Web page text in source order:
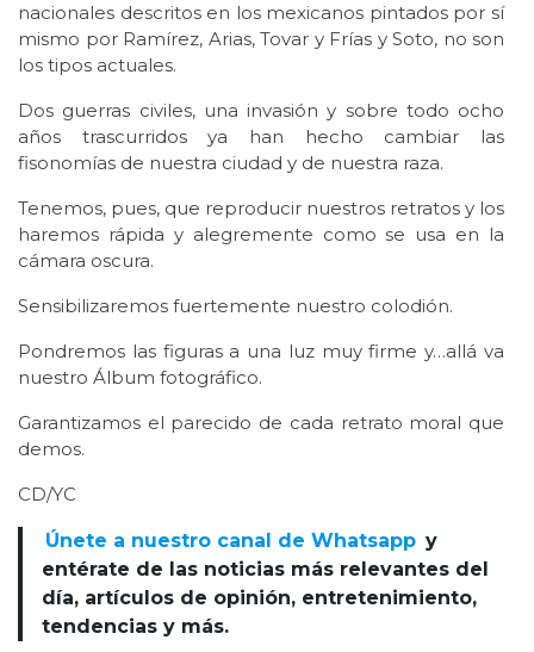
nacionales descritos en los mexicanos pintados por sí
mismo por Ramírez, Arias, Tovar y Frías y Soto, no son
los tipos actuales.
Dos guerras civiles, una invasión y sobre todo ocho
años trascurridos ya han hecho cambiar las
fisonomías de nuestra ciudad y de nuestra raza.
Tenemos, pues, que reproducir nuestros retratos y los
haremos rápida y alegremente como se usa en la
cámara oscura.
Sensibilizaremos fuertemente nuestro colodión.
Pondremos las figuras a una luz muy firme y…allá va
nuestro Álbum fotográfico.
Garantizamos el parecido de cada retrato moral que
demos.
CD/YC
Únete a nuestro canal de Whatsapp y
entérate de las noticias más relevantes del
día, artículos de opinión, entretenimiento,
tendencias y más.